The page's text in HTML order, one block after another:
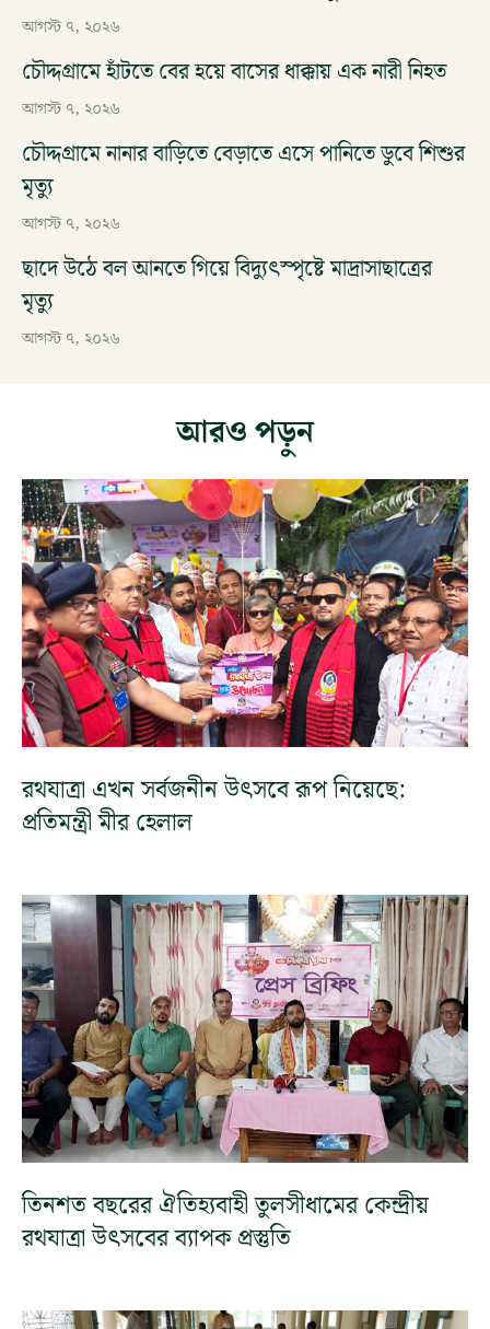
আগস্ট ৭, ২০২৬
চৌদ্দগ্রামে হাঁটতে বের হয়ে বাসের ধাক্কায় এক নারী নিহত
আগস্ট ৭, ২০২৬
চৌদ্দগ্রামে নানার বাড়িতে বেড়াতে এসে পানিতে ডুবে শিশুর
মৃত্যু
আগস্ট ৭, ২০২৬
ছাদে উঠে বল আনতে গিয়ে বিদ্যুৎস্পৃষ্টে মাদ্রাসাছাত্রের
মৃত্যু
আগস্ট ৭, ২০২৬
আরও পড়ুন
রথযাত্রা এখন সর্বজনীন উৎসবে রূপ নিয়েছে:
প্রতিমন্ত্রী মীর হেলাল
তিনশত বছরের ঐতিহ্যবাহী তুলসীধামের কেন্দ্রীয়
রথযাত্রা উৎসবের ব্যাপক প্রস্তুতি